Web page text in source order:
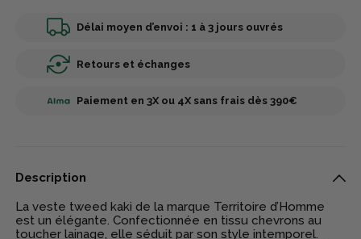
Délai moyen d’envoi : 1 à 3 jours ouvrés
Retours et échanges
Paiement en 3X ou 4X sans frais dès 390€
Description
La veste tweed kaki de la marque Territoire d’Homme
est un élégante. Confectionnée en tissu chevrons au
toucher lainage, elle séduit par son style intemporel.